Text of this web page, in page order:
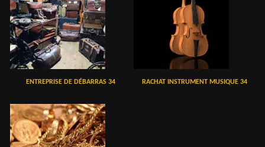
ENTREPRISE DE DÉBARRAS 34 RACHAT INSTRUMENT MUSIQUE 34